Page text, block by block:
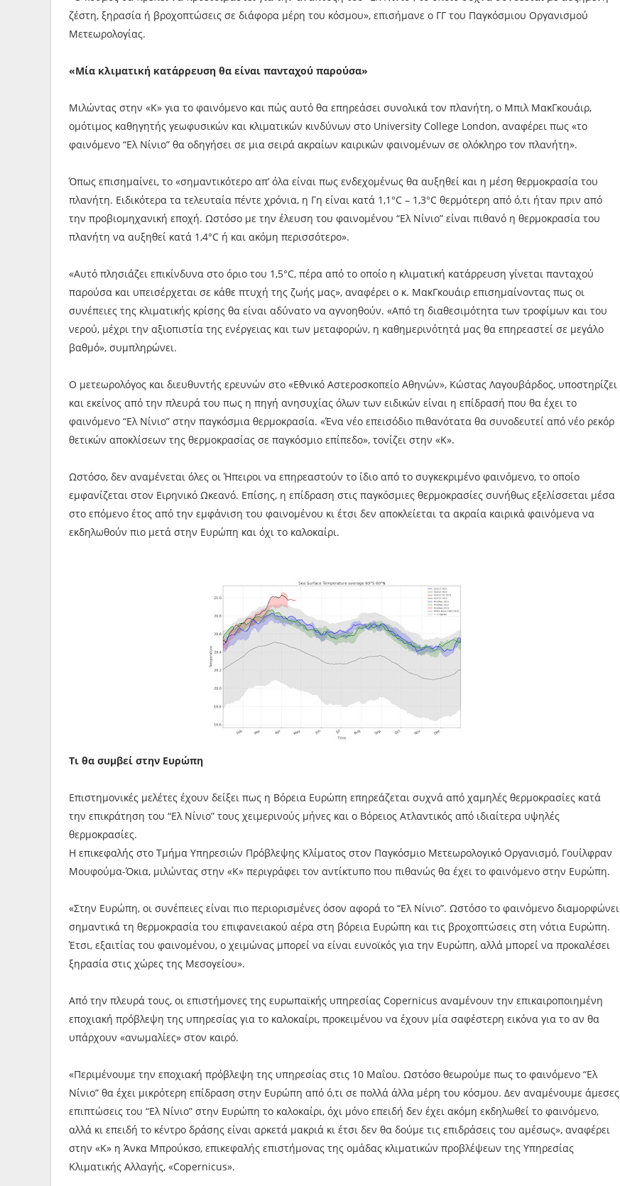
ζέστη, ξηρασία ή βροχοπτώσεις σε διάφορα μέρη του κόσμου», επισήμανε ο ΓΓ του Παγκόσμιου Οργανισμού
Μετεωρολογίας.
«Μία κλιματική κατάρρευση θα είναι πανταχού παρούσα»
Μιλώντας στην «Κ» για το φαινόμενο και πώς αυτό θα επηρεάσει συνολικά τον πλανήτη, ο Μπιλ ΜακΓκουάιρ,
ομότιμος καθηγητής γεωφυσικών και κλιματικών κινδύνων στο University College London, αναφέρει πως «το
φαινόμενο “Ελ Νίνιο” θα οδηγήσει σε μια σειρά ακραίων καιρικών φαινομένων σε ολόκληρο τον πλανήτη».
Όπως επισημαίνει, το «σημαντικότερο απ’ όλα είναι πως ενδεχομένως θα αυξηθεί και η μέση θερμοκρασία του
πλανήτη. Ειδικότερα τα τελευταία πέντε χρόνια, η Γη είναι κατά 1,1°C – 1,3°C θερμότερη από ό,τι ήταν πριν από
την προβιομηχανική εποχή. Ωστόσο με την έλευση του φαινομένου “Ελ Νίνιο” είναι πιθανό η θερμοκρασία του
πλανήτη να αυξηθεί κατά 1,4°C ή και ακόμη περισσότερο».
«Αυτό πλησιάζει επικίνδυνα στο όριο του 1,5°C, πέρα από το οποίο η κλιματική κατάρρευση γίνεται πανταχού
παρούσα και υπεισέρχεται σε κάθε πτυχή της ζωής μας», αναφέρει ο κ. ΜακΓκουάιρ επισημαίνοντας πως οι
συνέπειες της κλιματικής κρίσης θα είναι αδύνατο να αγνοηθούν. «Από τη διαθεσιμότητα των τροφίμων και του
νερού, μέχρι την αξιοπιστία της ενέργειας και των μεταφορών, η καθημερινότητά μας θα επηρεαστεί σε μεγάλο
βαθμό», συμπληρώνει.
Ο μετεωρολόγος και διευθυντής ερευνών στο «Εθνικό Αστεροσκοπείο Αθηνών», Κώστας Λαγουβάρδος, υποστηρίζει
και εκείνος από την πλευρά του πως η πηγή ανησυχίας όλων των ειδικών είναι η επίδρασή που θα έχει το
φαινόμενο “Ελ Νίνιο” στην παγκόσμια θερμοκρασία. «Ένα νέο επεισόδιο πιθανότατα θα συνοδευτεί από νέο ρεκόρ
θετικών αποκλίσεων της θερμοκρασίας σε παγκόσμιο επίπεδο», τονίζει στην «Κ».
Ωστόσο, δεν αναμένεται όλες οι Ήπειροι να επηρεαστούν το ίδιο από το συγκεκριμένο φαινόμενο, το οποίο
εµφανίζεται στον Ειρηνικό Ωκεανό. Επίσης, η επίδραση στις παγκόσμιες θερμοκρασίες συνήθως εξελίσσεται μέσα
στο επόμενο έτος από την εμφάνιση του φαινομένου κι έτσι δεν αποκλείεται τα ακραία καιρικά φαινόμενα να
εκδηλωθούν πιο μετά στην Ευρώπη και όχι το καλοκαίρι.
Τι θα συμβεί στην Ευρώπη
Επιστημονικές μελέτες έχουν δείξει πως η Βόρεια Ευρώπη επηρεάζεται συχνά από χαμηλές θερμοκρασίες κατά
την επικράτηση του “Ελ Νίνιο” τους χειμερινούς μήνες και ο Βόρειος Ατλαντικός από ιδιαίτερα υψηλές
θερμοκρασίες.
Η επικεφαλής στο Τμήμα Υπηρεσιών Πρόβλεψης Κλίματος στον Παγκόσμιο Μετεωρολογικό Οργανισμό, Γουίλφραν
Μουφούμα-Όκια, μιλώντας στην «Κ» περιγράφει τον αντίκτυπο που πιθανώς θα έχει το φαινόμενο στην Ευρώπη.
«Στην Ευρώπη, οι συνέπειες είναι πιο περιορισμένες όσον αφορά το “Ελ Νίνιο”. Ωστόσο το φαινόμενο διαμορφώνει
σημαντικά τη θερμοκρασία του επιφανειακού αέρα στη βόρεια Ευρώπη και τις βροχοπτώσεις στη νότια Ευρώπη.
Έτσι, εξαιτίας του φαινομένου, ο χειμώνας μπορεί να είναι ευνοϊκός για την Ευρώπη, αλλά μπορεί να προκαλέσει
ξηρασία στις χώρες της Μεσογείου».
Από την πλευρά τους, οι επιστήμονες της ευρωπαϊκής υπηρεσίας Copernicus αναμένουν την επικαιροποιημένη
εποχιακή πρόβλεψη της υπηρεσίας για το καλοκαίρι, προκειμένου να έχουν μία σαφέστερη εικόνα για το αν θα
υπάρχουν «ανωμαλίες» στον καιρό.
«Περιμένουμε την εποχιακή πρόβλεψη της υπηρεσίας στις 10 Μαΐου. Ωστόσο θεωρούμε πως το φαινόμενο “Ελ
Νίνιο” θα έχει μικρότερη επίδραση στην Ευρώπη από ό,τι σε πολλά άλλα μέρη του κόσμου. Δεν αναμένουμε άμεσες
επιπτώσεις του “Ελ Νίνιο” στην Ευρώπη το καλοκαίρι, όχι μόνο επειδή δεν έχει ακόμη εκδηλωθεί το φαινόμενο,
αλλά κι επειδή το κέντρο δράσης είναι αρκετά μακριά κι έτσι δεν θα δούμε τις επιδράσεις του αμέσως», αναφέρει
στην «Κ» η Άνκα Μπρούκσο, επικεφαλής επιστήμονας της ομάδας κλιματικών προβλέψεων της Υπηρεσίας
Κλιματικής Αλλαγής, «Copernicus».